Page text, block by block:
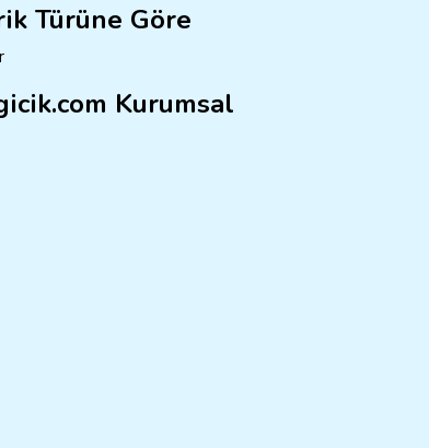
Türüne Göre
Kurumsal